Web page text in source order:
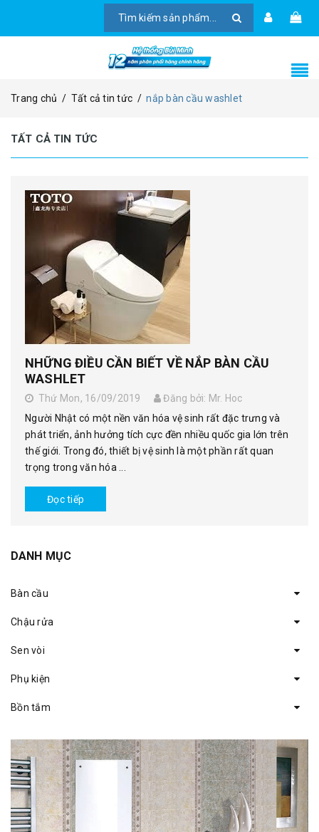
Trang chủ / Tất cả tin tức / nắp bàn cầu washlet
TẤT CẢ TIN TỨC
NHỮNG ĐIỀU CẦN BIẾT VỀ NẮP BÀN CẦU
WASHLET
Thứ Mon, 16/09/2019
Đăng bởi: Mr. Hoc
Người Nhật có một nền văn hóa vệ sinh rất đặc trưng và
phát triển, ảnh hưởng tích cực đền nhiều quốc gia lớn trên
thế giới. Trong đó, thiết bị vệ sinh là một phần rất quan
trọng trong văn hóa ...
Đọc tiếp
DANH MỤC
Bàn cầu
Chậu rửa
Sen vòi
Phụ kiện
Bồn tắm